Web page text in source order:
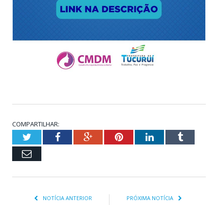
COMPARTILHAR:
TwitterFacebookGoogle+PinterestLinkedInTumblr
Email
NOTÍCIA ANTERIOR PRÓXIMA NOTÍCIA